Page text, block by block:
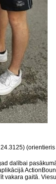
dalībai
gaitā.